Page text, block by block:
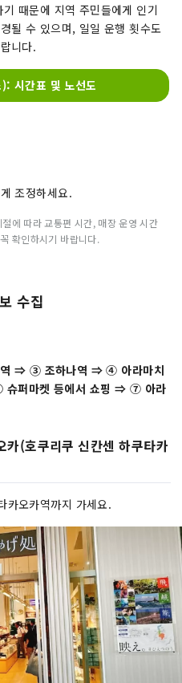
때문에 지역 주민들에게 인기
될 수 있으며, 일일 운행 횟수도
니다.
시간표 및 노선도
조정하세요.
에 따라 교통편 시간, 매장 운영 시간
확인하시기 바랍니다.
수집
⇒ ③ 조하나역 ⇒ ④ 아라마치
퍼마켓 등에서 쇼핑 ⇒ ⑦ 아라
(호쿠리쿠 신칸센 하쿠타카
카오카역까지 가세요.